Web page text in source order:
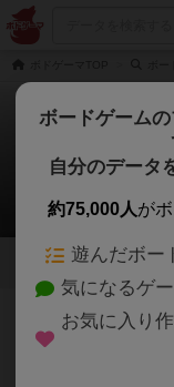
サクラ
4
『サクラダリセッ
このゲームのトップペー
が近いボードゲームをラ
ボードゲーム
自分のデータ
約75,000人が
遊んだボー
気になるゲ
お気に入り